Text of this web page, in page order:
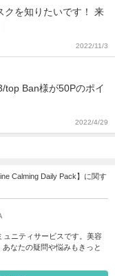
クを知りたいです！ 来
2022/11/3
Ban様が50Pのポイ
2022/4/29
Calming Daily Pack】に関す
ュニティサービスです。美容
なたの疑問や悩みもきっと